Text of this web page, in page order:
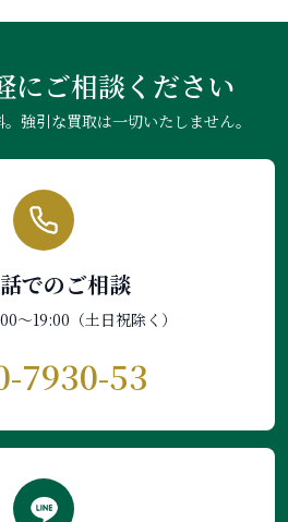
にご相談ください
強引な買取は一切いたしません。
でのご相談
〜19:00（土日祝除く）
7930-53